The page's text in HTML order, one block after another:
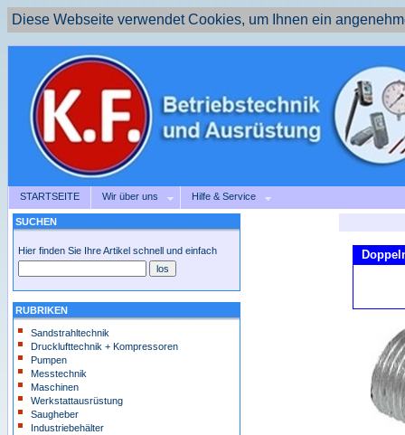
Diese Webseite verwendet Cookies, um Ihnen ein
STARTSEITE Wir über uns Hilfe & Service
SUCHEN
Hier finden Sie Ihre Artikel schnell und einfach
RUBRIKEN
Sandstrahltechnik
Drucklufttechnik + Kompressoren
Pumpen
Messtechnik
Maschinen
Werkstattausrüstung
Saugheber
Industriebehälter